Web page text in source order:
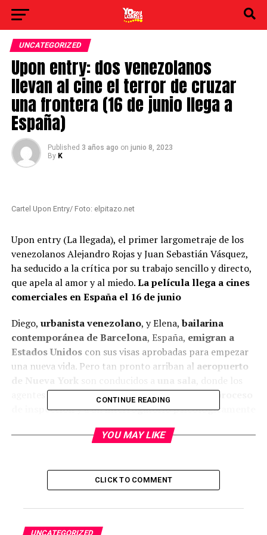
UNCATEGORIZED
Upon entry: dos venezolanos
llevan al cine el terror de cruzar
una frontera (16 de junio llega a
España)
Published 3 años ago on junio 8, 2023
By K
Cartel Upon Entry/ Foto: elpitazo.net
Upon entry (La llegada), el primer largometraje de los
venezolanos Alejandro Rojas y Juan Sebastián Vásquez,
ha seducido a la crítica por su trabajo sencillo y directo,
que apela al amor y al miedo.La película llega a cines
comerciales en España el 16 de junio
Diego, urbanista venezolano, y Elena,bailarina
contemporánea de Barcelona, España, emigran a
Estados Unidoscon sus visas aprobadas para empezar
una nueva vida. Pero tan pronto arriban al aeropuerto
agentes de aduanas los someten a unriguroso proceso
de inspeccióny a uninterrogatorio psicológicamente
que ocultar.
para siempre. Es el resumen deUpon entry (La
llegada), laópera prima de dos
venezolanos,Alejandro RojasyJuan Sebastián
CONTINUE READING
YOU MAY LIKE
CLICK TO COMMENT
UNCATEGORIZED